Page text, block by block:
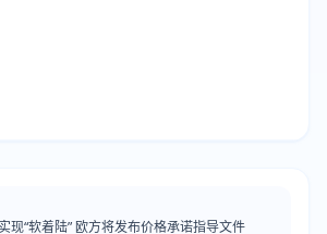
现“软着陆” 欧方将发布价格承诺指导文件